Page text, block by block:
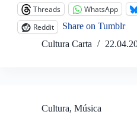
Threads
WhatsApp
Reddit
Share on Tumblr
Cultura Carta
Cultura, Música